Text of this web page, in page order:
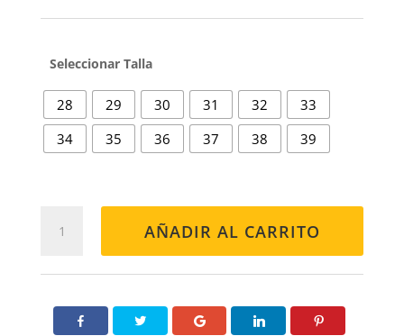
Talla
28 29 30 31 32
33
34
35 36 37 38 39
Java
cantidad
AÑADIR AL CARRITO